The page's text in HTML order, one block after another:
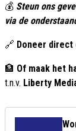
💰 Steun ons
via de
🔗 Doneer direct
🏦 Of maak het
t.n.v. Liberty